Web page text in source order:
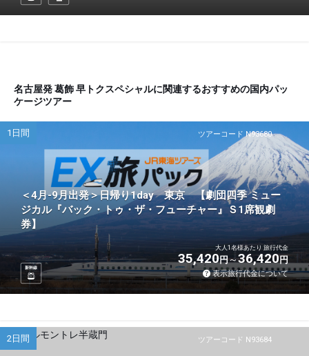
名古屋発 葛飾 早トクスペシャルに関連するおすすめの国内パッ
ケージツアー
ツアーコード N93680
1日間
＜4月-9月出発＞日帰り1day 東京 【劇団四季 ミュー
ジカル『バック・トゥ・ザ・フューチャー』Ｓ1席観劇
券】
新幹線
大人1名様あたり 旅行代金
35,420円 36,420円
表示旅行代金について
ツアーコード N93684
2日間